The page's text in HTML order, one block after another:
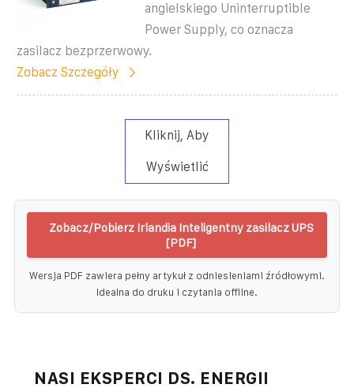
angielskiego Uninterruptible
Power Supply, co oznacza
zasilacz bezprzerwowy.
Zobacz Szczegóły
Kliknij, Aby
Wyświetlić
Zobacz/Pobierz Irlandia Inteligentny zasilacz UPS
[PDF]
Wersja PDF zawiera pełny artykuł z odniesieniami źródłowymi.
Idealna do druku i czytania offline.
NASI EKSPERCI DS. ENERGII